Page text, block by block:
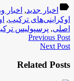
label اخبار جدید,
اوکراینی‌های ترکیب,
اصلی, پرسپولیس
Previous Post
Next Post
Related Posts